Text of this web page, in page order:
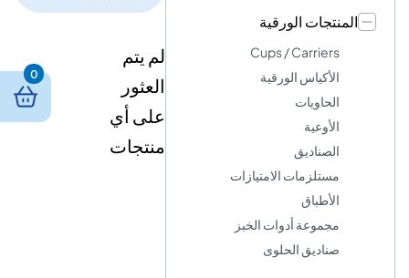
المنتجات الورقية
Cups / Carriers
الأكياس الورقية
الحاويات
الأوعية
الصناديق
مستلزمات الامتيازات
الأطباق
مجموعة أدوات الخبز
صناديق الحلوى
لم يتم
العثور
على أي
منتجات
0